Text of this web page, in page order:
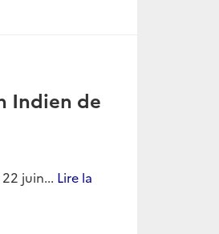
Indien de
juin... Lire la